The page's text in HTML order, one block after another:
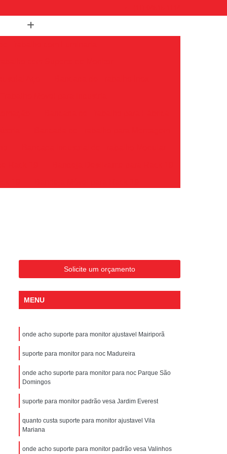
Térmico para Data Center
Energética Térmica para Data Center
Térmica para Data Center
Climatização para Data Center
Data Center com Teto Retrátil
para Data Center Climatizado
para Data Center com Biometria
Data Center com Porta Automática
para Data Center com Teto Basculante
para Data Center com Teto Retrátil
Solicite um orçamento
MENU
onde acho suporte para monitor ajustavel Mairiporã
suporte para monitor para noc Madureira
onde acho suporte para monitor para noc Parque São
Domingos
suporte para monitor padrão vesa Jardim Everest
quanto custa suporte para monitor ajustavel Vila
Mariana
onde acho suporte para monitor padrão vesa Valinhos